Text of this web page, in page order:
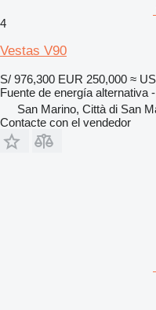
4
Vestas V90
S/ 976,300 EUR 250,000 ≈
Fuente de energía alternativa
San Marino, Città di San
Contacte con el vendedor